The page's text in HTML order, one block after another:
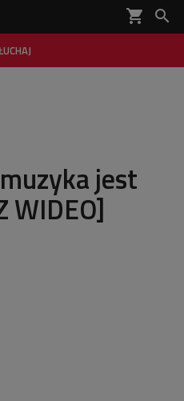
shopping_cart 

jest
WIDEO]